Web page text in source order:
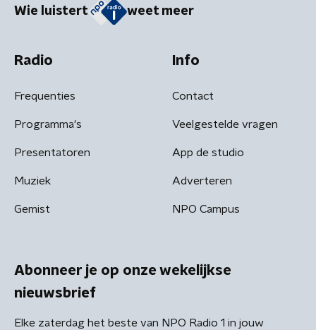
Wie luistert weet meer
Radio
Frequenties
Programma's
Presentatoren
Muziek
Gemist
Info
Contact
Veelgestelde vragen
App de studio
Adverteren
NPO Campus
Abonneer je op onze wekelijkse
nieuwsbrief
Elke zaterdag het beste van NPO Radio 1 in jouw